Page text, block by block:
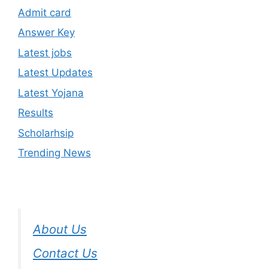
Admit card
Answer Key
Latest jobs
Latest Updates
Latest Yojana
Results
Scholarhsip
Trending News
About Us
Contact Us